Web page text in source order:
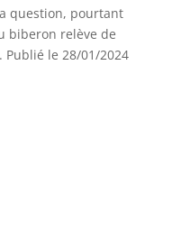
question, pourtant
biberon relève de
Publié le 28/01/2024